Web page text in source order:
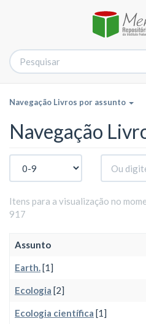
Navegação Livros por assunto
Navegação
Itens para a visualização no
917
Assunto
Earth.[1]
Ecologia [2]
Ecologia científica [1]